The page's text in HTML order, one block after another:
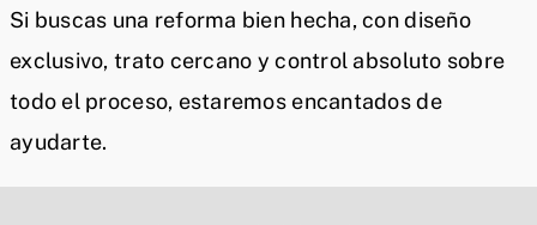
Si buscas una reforma bien hecha, con diseño
exclusivo, trato cercano y control absoluto sobre
todo el proceso, estaremos encantados de
ayudarte.